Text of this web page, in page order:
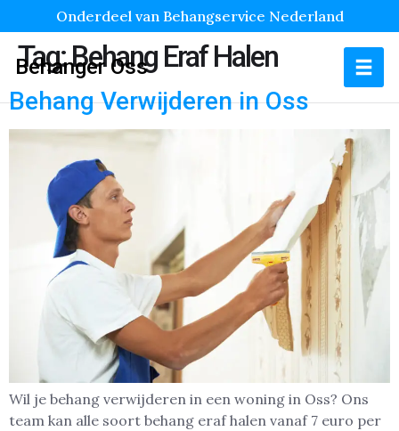
Onderdeel van Behangservice Nederland
Behanger Oss
Tag:Behang Eraf Halen
Behang Verwijderen in Oss
Wil je behang verwijderen in een woning in Oss? Ons
team kan alle soort behang eraf halen vanaf 7 euro per